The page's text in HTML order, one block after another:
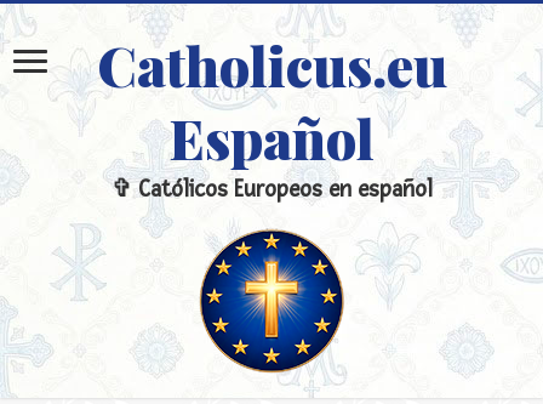
Catholicus.eu
Español
✞ Católicos Europeos en español